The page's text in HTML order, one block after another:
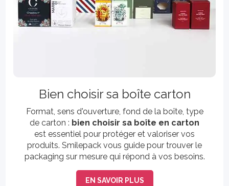
Bien choisir sa boîte carton
Format, sens d'ouverture, fond de la boîte, type
de carton : bien choisir sa boîte en carton
est essentiel pour protéger et valoriser vos
produits. Smilepack vous guide pour trouver le
packaging sur mesure qui répond à vos besoins.
EN SAVOIR PLUS